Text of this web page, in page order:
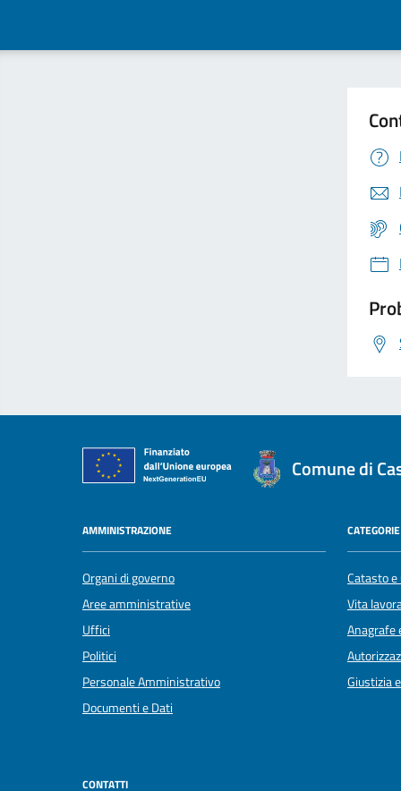
Comune di
AMMINISTRAZIONE
Organi di governo
Aree amministrative
Uffici
Politici
Personale Amministrativo
Documenti e Dati
Catasto
Vita
Anagrafe
Giustizia
CONTATTI